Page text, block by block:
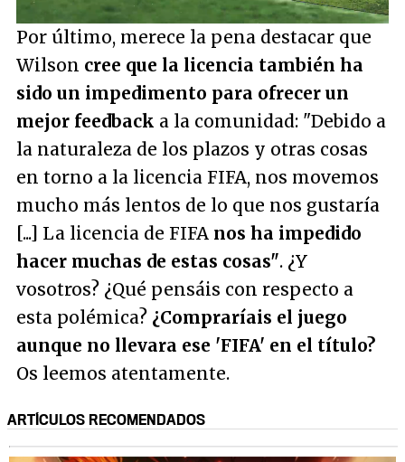
Por último, merece la pena destacar que
Wilson cree que la licencia también ha
sido un impedimento para ofrecer un
mejor feedback a la comunidad: "Debido a
la naturaleza de los plazos y otras cosas
en torno a la licencia FIFA, nos movemos
mucho más lentos de lo que nos gustaría
[...] La licencia de FIFA nos ha impedido
hacer muchas de estas cosas". ¿Y
vosotros? ¿Qué pensáis con respecto a
esta polémica? ¿Compraríais el juego
aunque no llevara ese 'FIFA' en el título?
Os leemos atentamente.
ARTÍCULOS RECOMENDADOS